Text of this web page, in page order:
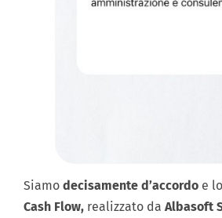
Siamo decisamente d’accordo e
Cash Flow, realizzato da Albasoft